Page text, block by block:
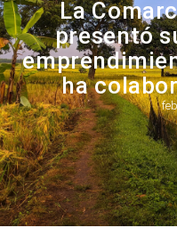
La
presentó
ha